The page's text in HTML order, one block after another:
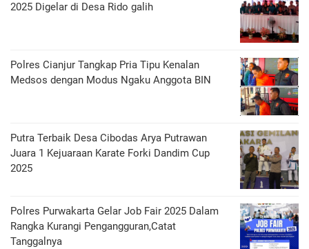
2025 Digelar di Desa Rido galih
Polres Cianjur Tangkap Pria Tipu Kenalan
Medsos dengan Modus Ngaku Anggota BIN
Putra Terbaik Desa Cibodas Arya Putrawan
Juara 1 Kejuaraan Karate Forki Dandim Cup
2025
Polres Purwakarta Gelar Job Fair 2025 Dalam
Rangka Kurangi Pengangguran,Catat
Tanggalnya